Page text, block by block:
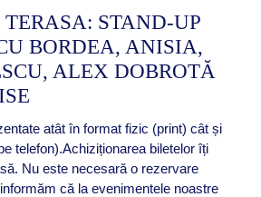
STAND-UP
BORDEA, ANISIA,
ALEX DOBROTĂ
atât în format fizic (print) cât și
telefon).Achiziționarea biletelor îți
Nu este necesară o rezervare
că la evenimentele noastre